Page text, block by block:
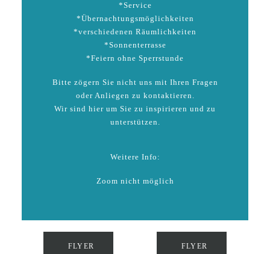
*Service
*Übernachtungsmöglichkeiten
*verschiedenen Räumlichkeiten
*Sonnenterrasse
*Feiern ohne Sperrstunde
Bitte zögern Sie nicht uns mit Ihren Fragen
oder Anliegen zu kontaktieren.
Wir sind hier um Sie zu inspirieren und zu
unterstützen.
Weitere Info:
Zoom nicht möglich
FLYER FLYER